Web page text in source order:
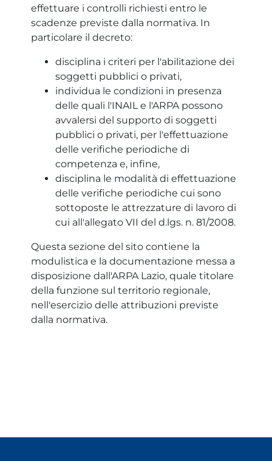
effettuare i controlli richiesti entro le
scadenze previste dalla normativa. In
particolare il decreto:
disciplina i criteri per l'abilitazione dei
soggetti pubblici o privati,
individua le condizioni in presenza
delle quali l'INAIL e l'ARPA possono
avvalersi del supporto di soggetti
pubblici o privati, per l'effettuazione
delle verifiche periodiche di
competenza e, infine,
disciplina le modalità di effettuazione
delle verifiche periodiche cui sono
sottoposte le attrezzature di lavoro di
cui all'allegato VII del d.lgs. n. 81/2008.
Questa sezione del sito contiene la
modulistica e la documentazione messa a
disposizione dall'ARPA Lazio, quale titolare
della funzione sul territorio regionale,
nell'esercizio delle attribuzioni previste
dalla normativa.